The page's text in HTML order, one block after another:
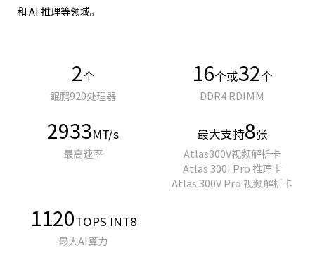
和 AI 推理等领域。
2 个
鲲鹏920处理器
16个或32 个
DDR4 RDIMM
2933MT/s
最高速率
最大支持8张
Atlas300V视频解析卡
Atlas 300I Pro 推理卡
Atlas 300V Pro 视频解析卡
1120TOPS INT8
最大AI算力